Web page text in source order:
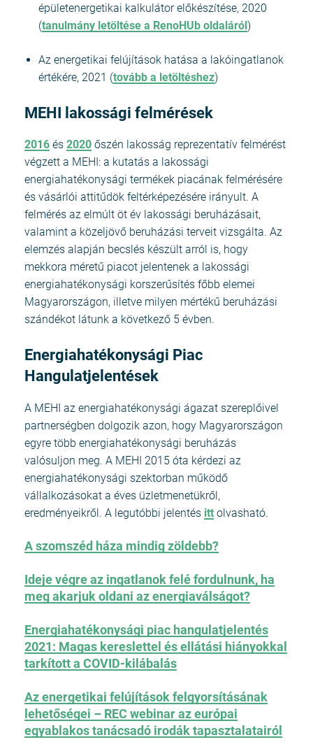
épületenergetikai kalkulátor előkészítése, 2020
(tanulmány letöltése a RenoHUb oldaláról)
Az energetikai felújítások hatása a lakóingatlanok
értékére, 2021 (tovább a letöltéshez)
MEHI lakossági felmérések
2016 és 2020 őszén lakosság reprezentatív felmérést
végzett a MEHI: a kutatás a lakossági
energiahatékonysági termékek piacának felmérésére
és vásárlói attitűdök feltérképezésére irányult. A
felmérés az elmúlt öt év lakossági beruházásait,
valamint a közeljövő beruházási terveit vizsgálta. Az
elemzés alapján becslés készült arról is, hogy
mekkora méretű piacot jelentenek a lakossági
energiahatékonysági korszerűsítés főbb elemei
Magyarországon, illetve milyen mértékű beruházási
szándékot látunk a következő 5 évben.
Energiahatékonysági Piac
Hangulatjelentések
A MEHI az energiahatékonysági ágazat szereplőivel
partnerségben dolgozik azon, hogy Magyarországon
egyre több energiahatékonysági beruházás
valósuljon meg. A MEHI 2015 óta kérdezi az
energiahatékonysági szektorban működő
vállalkozásokat a éves üzletmenetükről,
eredményeikről. A legutóbbi jelentés itt olvasható.
A szomszéd háza mindig zöldebb?
Ideje végre az ingatlanok felé fordulnunk, ha
meg akarjuk oldani az energiaválságot?
Energiahatékonysági piac hangulatjelentés
2021: Magas kereslettel és ellátási hiányokkal
tarkított a COVID-kilábalás
Az energetikai felújítások felgyorsításának
lehetőségei – REC webinar az európai
egyablakos tanácsadó irodák tapasztalatairól